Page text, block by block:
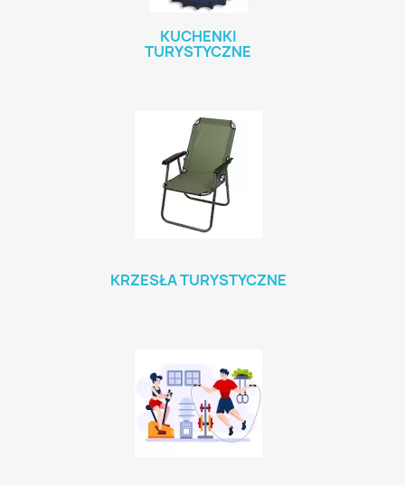
KUCHENKI
TURYSTYCZNE
KRZESŁA TURYSTYCZNE